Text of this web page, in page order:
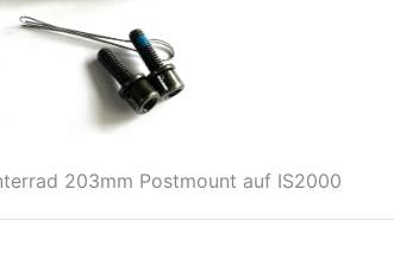
203mm Postmount auf IS2000